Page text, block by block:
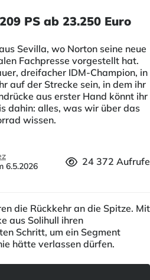
PS ab 23.250 Euro
Sevilla, wo Norton seine neue
Fachpresse vorgestellt hat.
dreifacher IDM-Champion, in
auf der Strecke sein, in dem ihr
aus erster Hand könnt ihr
dahin: alles, was wir über das
wissen.
6.5.2026
24 372 Aufrufe
die Rückkehr an die Spitze. Mit
aus Solihull ihren
Schritt, um ein Segment
hätte verlassen dürfen.